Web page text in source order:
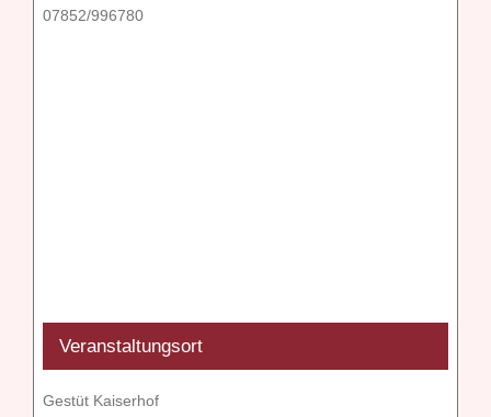
07852/996780
Veranstaltungsort
Gestüt Kaiserhof